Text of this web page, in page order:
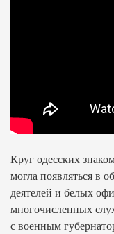
Круг одесских
могла появляться в
деятелей и белых
многочисленных
с военным